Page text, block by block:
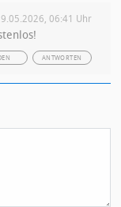
06:41 Uhr
ANTWORTEN